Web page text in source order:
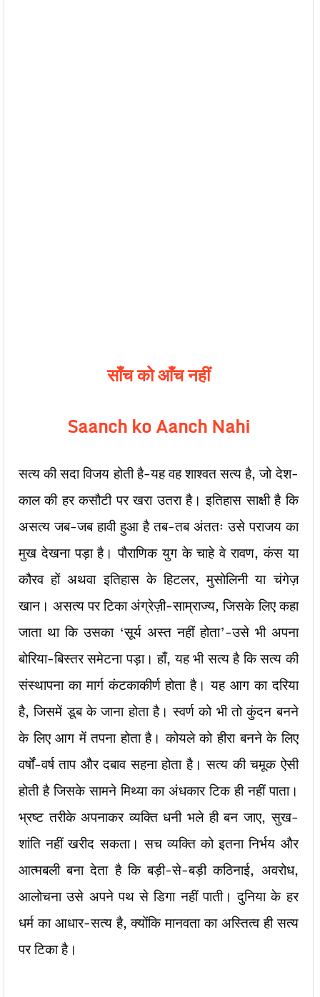
साँचकोआँचनहीं
Saanch ko Aanch Nahi
सत्य की सदा विजय होती है-यह वह शाश्वत सत्य है, जो देश-
काल की हर कसौटी पर खरा उतरा है। इतिहास साक्षी है कि
असत्य जब-जब हावी हुआ है तब-तब अंततः उसे पराजय का
मुख देखना पड़ा है। पौराणिक युग के चाहे वे रावण, कंस या
कौरव हों अथवा इतिहास के हिटलर, मुसोलिनी या चंगेज़
खान। असत्य पर टिका अंग्रेज़ी-साम्राज्य, जिसके लिए कहा
जाता था कि उसका ‘सूर्य अस्त नहीं होता’-उसे भी अपना
बोरिया-बिस्तर समेटना पड़ा। हाँ, यह भी सत्य है कि सत्य की
संस्थापना का मार्ग कंटकाकीर्ण होता है। यह आग का दरिया
है, जिसमें डूब के जाना होता है। स्वर्ण को भी तो कुंदन बनने
के लिए आग में तपना होता है। कोयले को हीरा बनने के लिए
वर्षों-वर्ष ताप और दबाव सहना होता है। सत्य की चमूक ऐसी
होती है जिसके सामने मिथ्या का अंधकार टिक ही नहीं पाता।
भ्रष्ट तरीके अपनाकर व्यक्ति धनी भले ही बन जाए, सुख-
शांति नहीं खरीद सकता। सच व्यक्ति को इतना निर्भय और
आत्मबली बना देता है कि बड़ी-से-बड़ी कठिनाई, अवरोध,
आलोचना उसे अपने पथ से डिगा नहीं पाती। दुनिया के हर
धर्म का आधार-सत्य है, क्योंकि मानवता का अस्तित्व ही सत्य
पर टिका है।